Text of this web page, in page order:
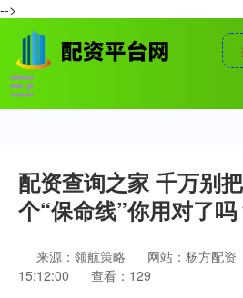
-->
配资查询之家 千万别
个“保命线”你用对了吗
来源：领航策略 网站：杨方配资
15:12:00
查看：129